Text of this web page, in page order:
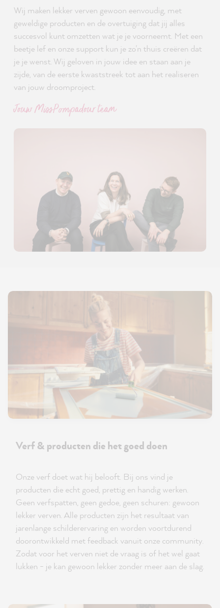
Wij maken lekker verven gewoon eenvoudig, met
geweldige producten en de overtuiging dat jij alles
succesvol kunt omzetten wat je je voorneemt. Met een
beetje lef en onze support kun je zo'n thuis creëren dat
je je wenst. Wij geloven in jouw idee en staan aan je
zijde, van de eerste kwaststreek tot aan het realiseren
van jouw droomproject.
Jouw MissPompadour team
Verf & producten die het goed doen
Onze verf doet wat hij belooft. Bij ons vind je
producten die echt goed, prettig en handig werken.
Geen verfspatten, geen gedoe, geen schuren: gewoon
lekker verven. Alle producten zijn het resultaat van
jarenlange schilderervaring en worden voortdurend
doorontwikkeld met feedback vanuit onze community.
Zodat voor het verven niet de vraag is of het wel gaat
lukken - je kan gewoon lekker zonder meer aan de slag.